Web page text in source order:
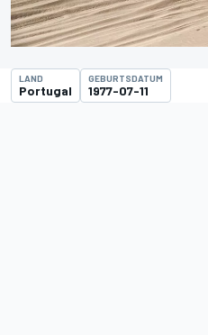
LAND
Portugal
GEBURTSDATUM
1977-07-11